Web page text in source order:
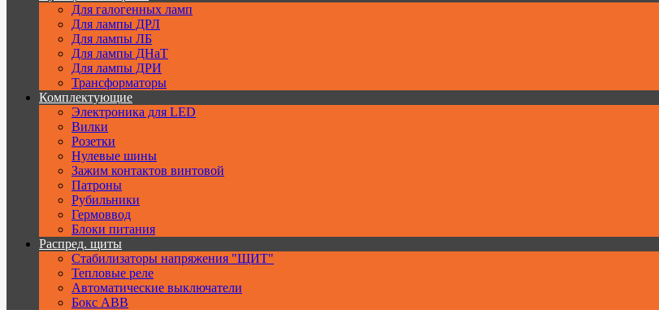
Для галогенных ламп
Для лампы ДРЛ
Для лампы ЛБ
Для лампы ДНаТ
Для лампы ДРИ
Трансформаторы
Комплектующие
Электроника для LED
Вилки
Розетки
Нулевые шины
Зажим контактов винтовой
Патроны
Рубильники
Гермоввод
Блоки питания
Распред. щиты
Стабилизаторы напряжения "ЩИТ"
Тепловые реле
Автоматические выключатели
Бокс ABB